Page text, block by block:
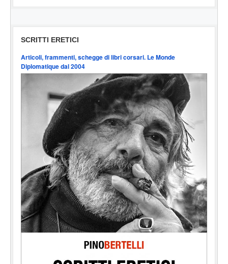
SCRITTI ERETICI
Articoli, frammenti, schegge di libri corsari. Le Monde
Diplomatique dal 2004